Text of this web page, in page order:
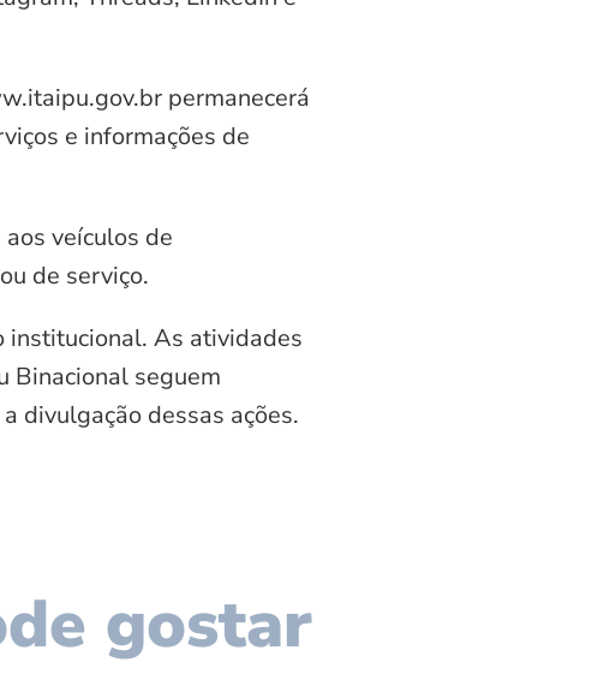
permanecerá
e informações de
veículos de
de serviço.
institucional. As atividades
Binacional seguem
divulgação dessas ações.
gostar